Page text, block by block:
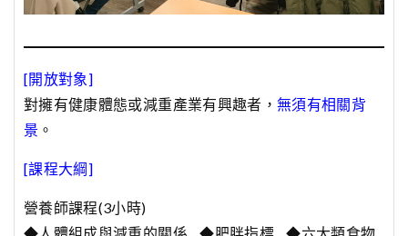
[開放對象]
對擁有健康體態或減重產業有興趣者， 無須有相關背
景 。
[課程大綱]
營養師課程(3小時)